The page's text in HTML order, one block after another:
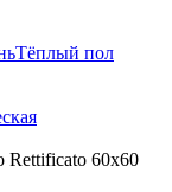
Тёплый пол
Rettificato 60x60